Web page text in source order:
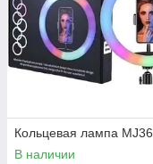
Кольцевая лампа MJ36
В наличии